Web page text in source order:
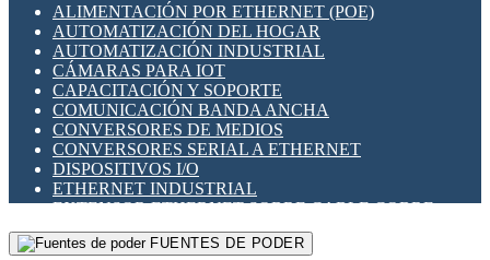
SENSORES INDUCTIVOS
TEMPORIZADORES
VARIACS
VARIADORES DE FRECUENCIA [VDF]
SECCIONADORES - INTERRUPTORES
MAQUINARIA
HERRAMIENTAS VARIAS
ILUMINACIÓN LED
INTERRUPTORES REED
INTERFACES DE RELÉ
OTROS RELÉS
PROTECCIÓN TÉRMICA
RELÉS AUTOMOTRICES
RELÉS DE SEÑAL
RELÉS DE ESTADO SÓLIDO SSR
RELÉS INDUSTRIALES
RELÉS MINIATURA DE POTENCIA
SENSORES MAGNÉTICOS
ALIMENTACIÓN POR ETHERNET (POE)
AUTOMATIZACIÓN DEL HOGAR
AUTOMATIZACIÓN INDUSTRIAL
CÁMARAS PARA IOT
CAPACITACIÓN Y SOPORTE
COMUNICACIÓN BANDA ANCHA
CONVERSORES DE MEDIOS
CONVERSORES SERIAL A ETHERNET
DISPOSITIVOS I/O
ETHERNET INDUSTRIAL
EXTENSOR ETHERNET SOBRE CABLE COBRE
GATEWAY LORAWAN
GESTIÓN DE REDESFUENTES DE PODER